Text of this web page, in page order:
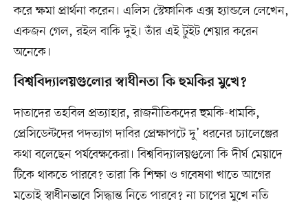
করে ক্ষমা প্রার্থনা করেন। এলিস স্টেফানিক এক্স হ্যান্ডলে লেখেন,
একজন গেল, রইল বাকি দুই। তাঁর এই টুইট শেয়ার করেন
অনেকে।
বিশ্ববিদ্যালয়গুলোর স্বাধীনতা কি হুমকির মুখে?
দাতাদের তহবিল প্রত্যাহার, রাজনীতিকদের হুমকি-ধামকি,
প্রেসিডেন্টদের পদত্যাগ দাবির প্রেক্ষাপটে দু’ ধরনের চ্যালেঞ্জের
কথা বলেছেন পর্যবেক্ষকেরা। বিশ্ববিদ্যালয়গুলো কি দীর্ঘ মেয়াদে
টিকে থাকতে পারবে? তারা কি শিক্ষা ও গবেষণা খাতে আগের
মতোই স্বাধীনভাবে সিদ্ধান্ত নিতে পারবে? না চাপের মুখে নতি